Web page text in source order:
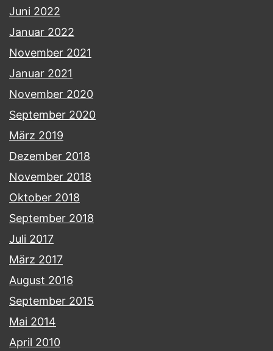
Juni 2022
Januar 2022
November 2021
Januar 2021
November 2020
September 2020
März 2019
Dezember 2018
November 2018
Oktober 2018
September 2018
Juli 2017
März 2017
August 2016
September 2015
Mai 2014
April 2010